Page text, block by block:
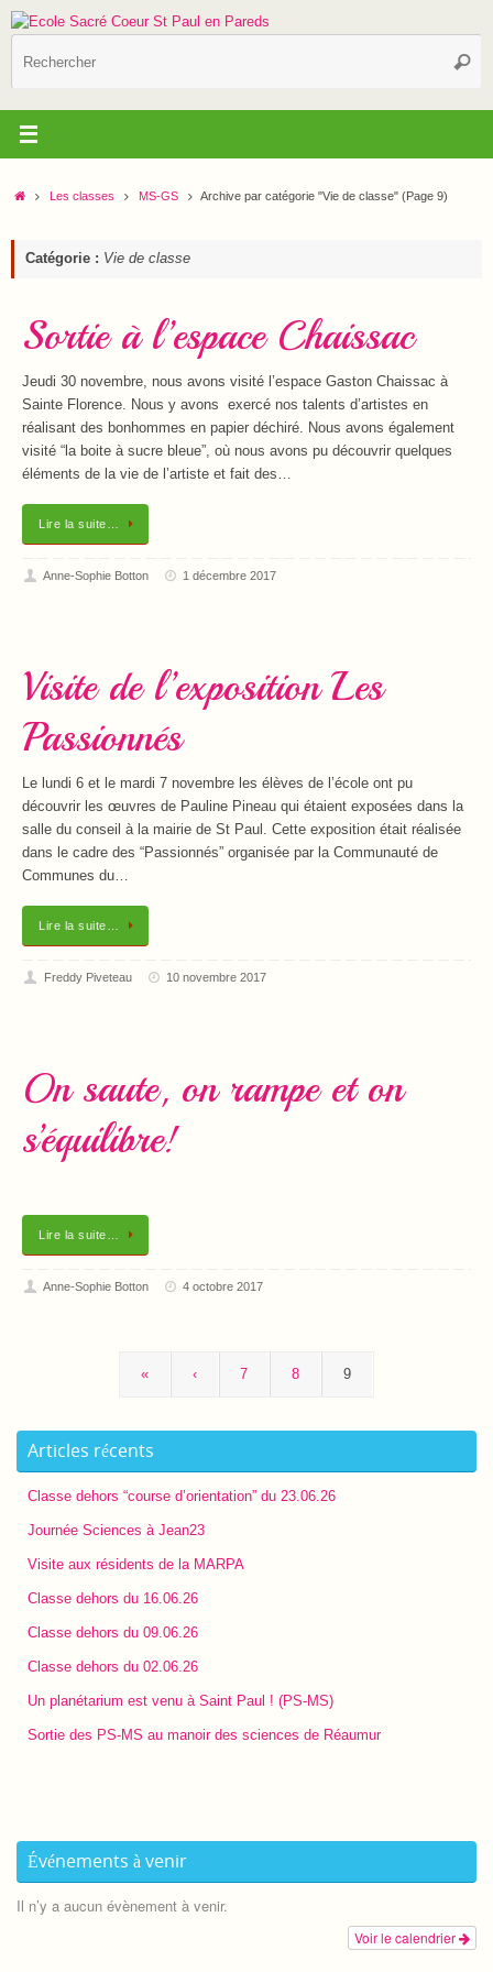
Passer
au
contenu
AccueilLes classes MS-GS Archive par catégorie "Vie de classe" (Page 9)
Catégorie : Vie de classe
Sortie à l’espace Chaissac
Jeudi 30 novembre, nous avons visité l’espace Gaston Chaissac à
Sainte Florence. Nous y avons exercé nos talents d’artistes en
réalisant des bonhommes en papier déchiré. Nous avons également
visité “la boite à sucre bleue”, où nous avons pu découvrir quelques
éléments de la vie de l’artiste et fait des…
Lire la suite…
Anne-Sophie Botton 1 décembre 2017
Visite de l’exposition Les
Passionnés
Le lundi 6 et le mardi 7 novembre les élèves de l’école ont pu
découvrir les œuvres de Pauline Pineau qui étaient exposées dans la
salle du conseil à la mairie de St Paul. Cette exposition était réalisée
dans le cadre des “Passionnés” organisée par la Communauté de
Communes du…
Lire la suite…
Freddy Piveteau 10 novembre 2017
On saute, on rampe et on
s’équilibre!
Lire la suite…
Anne-Sophie Botton 4 octobre 2017
« ‹ 7 8 9
Articles récents
Classe dehors “course d’orientation” du 23.06.26
Journée Sciences à Jean23
Visite aux résidents de la MARPA
Classe dehors du 16.06.26
Classe dehors du 09.06.26
Classe dehors du 02.06.26
Un planétarium est venu à Saint Paul ! (PS-MS)
Sortie des PS-MS au manoir des sciences de Réaumur
Événements à venir
Il n’y a aucun évènement à venir.
Voir le calendrier